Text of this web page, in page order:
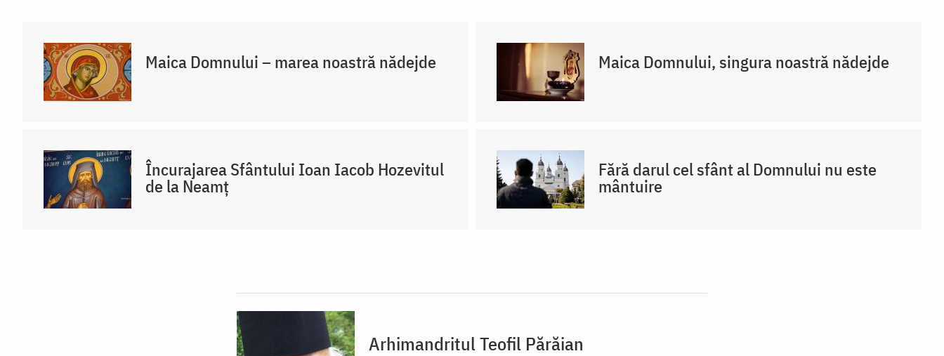
Maica Domnului – marea noastră nădejde Maica Domnului, singura noastră nădejde
Încurajarea Sfântului Ioan Iacob Hozevitul
de la Neamț
Fără darul cel sfânt al Domnului nu este
mântuire
Arhimandritul Teofil Părăian